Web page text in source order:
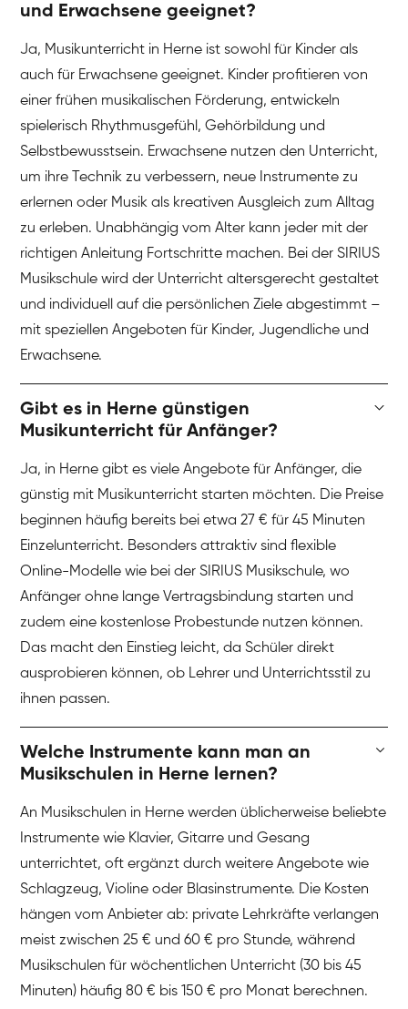
und Erwachsene geeignet?
Ja, Musikunterricht in Herne ist sowohl für Kinder als
auch für Erwachsene geeignet. Kinder profitieren von
einer frühen musikalischen Förderung, entwickeln
spielerisch Rhythmusgefühl, Gehörbildung und
Selbstbewusstsein. Erwachsene nutzen den Unterricht,
um ihre Technik zu verbessern, neue Instrumente zu
erlernen oder Musik als kreativen Ausgleich zum Alltag
zu erleben. Unabhängig vom Alter kann jeder mit der
richtigen Anleitung Fortschritte machen. Bei der SIRIUS
Musikschule wird der Unterricht altersgerecht gestaltet
und individuell auf die persönlichen Ziele abgestimmt –
mit speziellen Angeboten für Kinder, Jugendliche und
Erwachsene.
Gibt es in Herne günstigen
Musikunterricht für Anfänger?
Ja, in Herne gibt es viele Angebote für Anfänger, die
günstig mit Musikunterricht starten möchten. Die Preise
beginnen häufig bereits bei etwa 27 € für 45 Minuten
Einzelunterricht. Besonders attraktiv sind flexible
Online-Modelle wie bei der SIRIUS Musikschule, wo
Anfänger ohne lange Vertragsbindung starten und
zudem eine kostenlose Probestunde nutzen können.
Das macht den Einstieg leicht, da Schüler direkt
ausprobieren können, ob Lehrer und Unterrichtsstil zu
ihnen passen.
Welche Instrumente kann man an
Musikschulen in Herne lernen?
An Musikschulen in Herne werden üblicherweise beliebte
Instrumente wie Klavier, Gitarre und Gesang
unterrichtet, oft ergänzt durch weitere Angebote wie
Schlagzeug, Violine oder Blasinstrumente. Die Kosten
hängen vom Anbieter ab: private Lehrkräfte verlangen
meist zwischen 25 € und 60 € pro Stunde, während
Musikschulen für wöchentlichen Unterricht (30 bis 45
Minuten) häufig 80 € bis 150 € pro Monat berechnen.